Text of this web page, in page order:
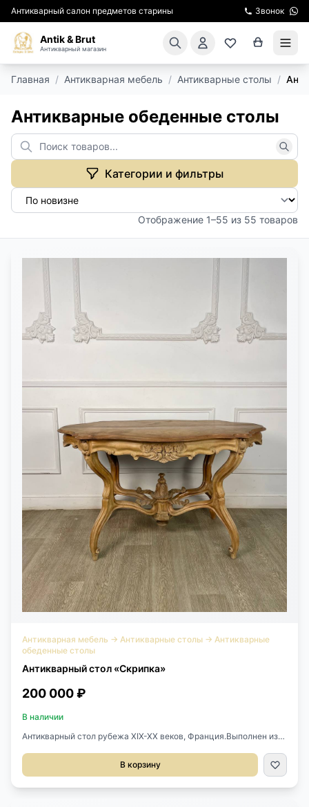
Антикварный салон предметов старины Звонок
Antik & Brut
Антикварный магазин
АРЕНДА МЕБЕЛИ
ПОДАРКИ
КИНОСЪЕМКА
РЕСТАВРАЦИЯ
КУРСЫ ПО РЕСТАВРАЦИИ
КОНТАКТЫ
Главная / Антикварная мебель / Антикварные столы /
Антикварные обеденные столы
Категории и фильтры
Отображение 1–55 из 55 товаров
Антикварная мебель → Антикварные столы → Антикварные
обеденные столы
Антикварный стол «Скрипка»
200 000 ₽
В наличии
Антикварный стол рубежа XIX-XX веков, Франция.Выполнен из
123х77х71h см.
В корзину